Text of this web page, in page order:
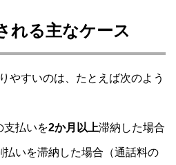
れる主なケース
やすいのは、たとえば次のよう
支払いを2か月以上滞納した場合
払いを滞納した場合（通話料の